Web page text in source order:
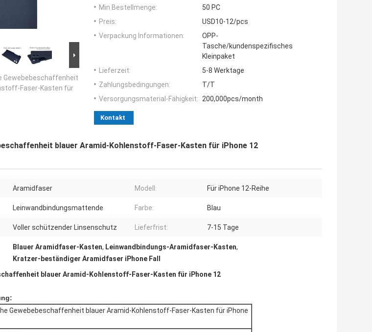
Gewebebeschaffenheit
Faser-Kasten für
Min Bestellmenge:
50 PC
Preis:
USD10-12/pcs
Verpackung Informationen:
OPP-
Tasche/kundenspezifisches
Kleinpaket
Lieferzeit:
5-8 Werktage
Zahlungsbedingungen:
T/T
Versorgungsmaterial-Fähigkeit: 200,000pcs/month
Kontakt
blauer Aramid-Kohlenstoff-Faser-Kasten für iPhone 12
Aramidfaser Modell: Für iPhone 12-Reihe
Leinwandbindungsmattende Farbe: Blau
Voller schützender Linsenschutz Lieferfrist: 7-15 Tage
Blauer Aramidfaser-Kasten, Leinwandbindungs-Aramidfaser-Kasten,
Kratzer-beständiger Aramidfaser iPhone Fall
blauer Aramid-Kohlenstoff-Faser-Kasten für iPhone 12
Gewebebeschaffenheit blauer Aramid-Kohlenstoff-Faser-Kasten für iPhone